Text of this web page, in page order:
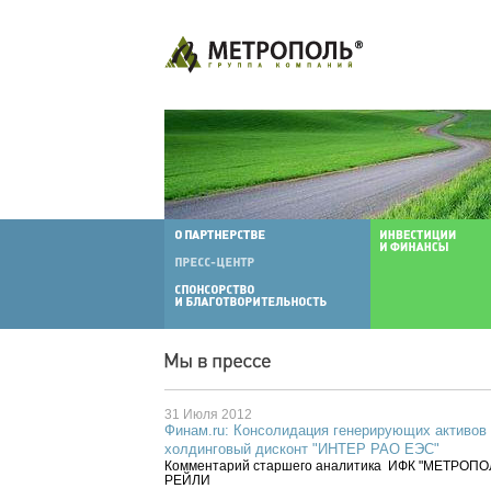
31 Июля 2012
Финам.ru: Консолидация генерирующих активов
холдинговый дисконт "ИНТЕР РАО ЕЭС"
Комментарий старшего аналитика ИФК
РЕЙЛИ